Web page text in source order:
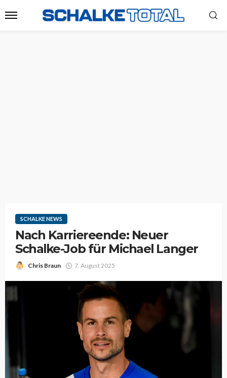
SCHALKE NEWS
Nach Karriereende: Neuer
Schalke-Job für Michael Langer
Chris Braun 7. August 2025